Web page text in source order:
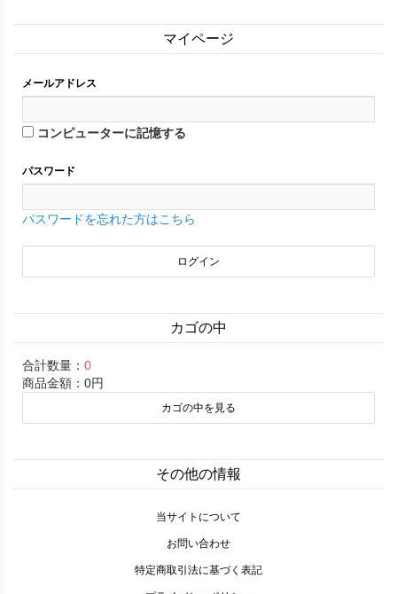
マイページ
メールアドレス
コンピューターに記憶する
パスワード
パスワードを忘れた方はこちら
カゴの中
合計数量： 0
商品金額： 0円
カゴの中を見る
その他の情報
当サイトについて
お問い合わせ
特定商取引法に基づく表記